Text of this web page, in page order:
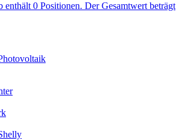
enthält 0 Positionen. Der Gesamtwert beträgt